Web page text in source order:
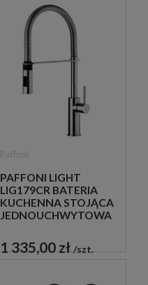
PAFFONI LIGHT
LIG179CR BATERIA
KUCHENNA STOJĄCA
JEDNOUCHWYTOWA
1 335,00 zł szt.